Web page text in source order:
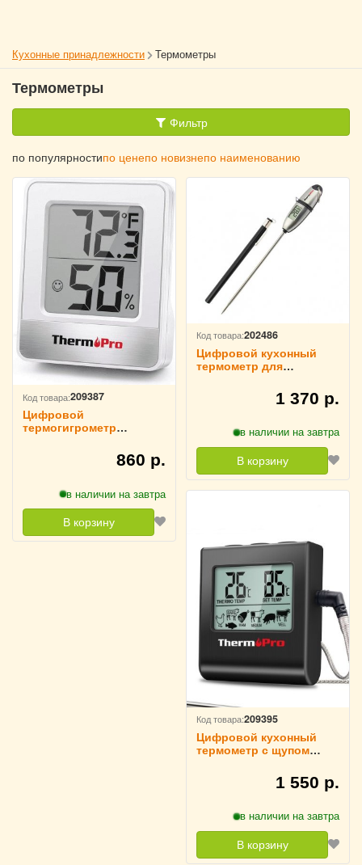
Кухонные принадлежности Термометры
Термометры
Фильтр
по популярностипо ценепо новизнепо наименованию
Код товара:209387
Цифровой
термогигрометр
860 р.
в наличии на завтра
В корзину
Код товара:202486
Цифровой кухонный
термометр для
Thermopro TP-02-S1 370 р.
в наличии на завтра
В корзину
Код товара:209395
Цифровой кухонный
термометр с щупом
1 550 р.
в наличии на завтра
В корзину